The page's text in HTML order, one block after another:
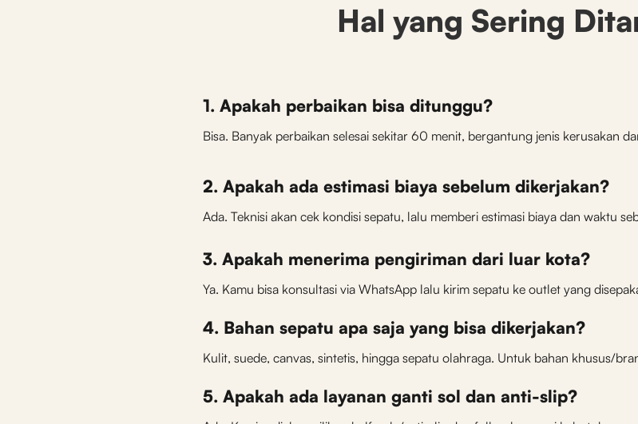
Hal yang Sering
1. Apakah perbaikan bisa ditunggu?
Bisa. Banyak perbaikan selesai sekitar 60 menit, bergantung jenis kerusakan
2. Apakah ada estimasi biaya sebelum dikerjakan?
Ada. Teknisi akan cek kondisi sepatu, lalu memberi estimasi biaya dan waktu
3. Apakah menerima pengiriman dari luar kota?
Ya. Kamu bisa konsultasi via WhatsApp lalu kirim sepatu ke outlet yang
4. Bahan sepatu apa saja yang bisa dikerjakan?
Kulit, suede, canvas, sintetis, hingga sepatu olahraga. Untuk bahan khusus/
5. Apakah ada layanan ganti sol dan anti-slip?